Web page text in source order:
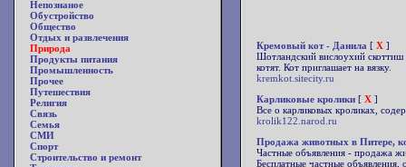
Непознаное
Обустройство
Общество
Отдых и развлечения
Природа
Продукты питания
Промышленность
Прочее
Путешествия
Религия
Связь
Семья
СМИ
Спорт
Строительство и ремонт
Кремовый кот - Данила [ X ]
Шотландский вислоухий
котят. Кот приглашает на вязку.
kremkot.sitecity.ru
Карликовые кролики [ X ]
Все о карликовых кроликах,
krolik122.narod.ru
Продажа животных в Питере,
Частные объявления - продажа
Бесплатные частные